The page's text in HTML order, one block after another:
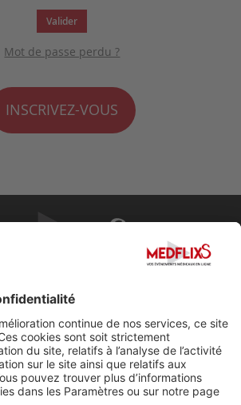
Valider
Mot de passe perdu ?
INSCRIVEZ-VOUS
À propos de MedflixS®
Aide
Contact
Mentions légales